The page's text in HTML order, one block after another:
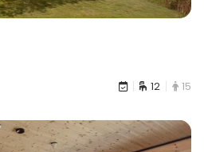
12 15